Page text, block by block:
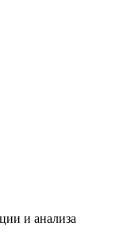
и анализа